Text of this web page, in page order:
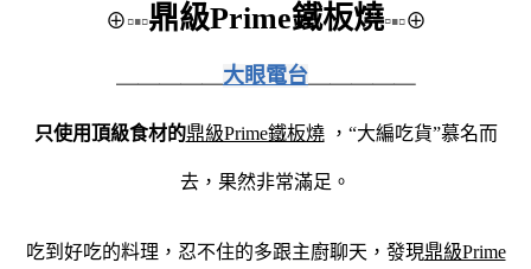
⊕▫▪▫鼎級Prime鐵板燒▫▪▫⊕
大眼電台
只使用頂級食材的鼎級Prime鐵板燒，“大編吃貨”慕名而
去，果然非常滿足。
吃到好吃的料理，忍不住的多跟主廚聊天，發現鼎級Prime